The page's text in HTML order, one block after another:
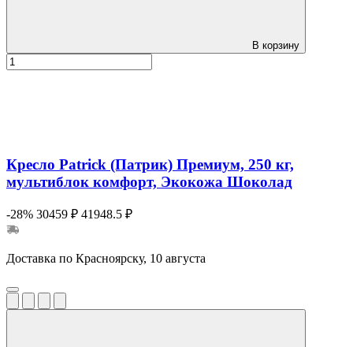
В корзину
Кресло Patrick (Патрик) Премиум, 250 кг,
мультиблок комфорт, Экокожа Шоколад
-28% 30459 ₽ 41948.5 ₽
Доставка по Красноярску, 10 августа